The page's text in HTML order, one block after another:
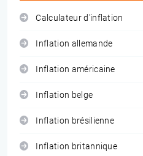
Calculateur d'inflation
Inflation allemande
Inflation américaine
Inflation belge
Inflation brésilienne
Inflation britannique